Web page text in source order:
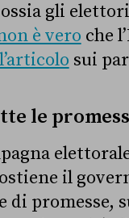
gli
è vero che
sui
le
il
di promesse,